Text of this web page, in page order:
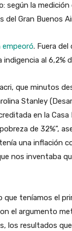
según la medición
Gran Buenos
empeoró. Fuera
indigencia al 6,2%
que minutos
Stanley
en la Casa
de 32%”,
una inflación
nos inventaba
teníamos el
el argumento
los resultados